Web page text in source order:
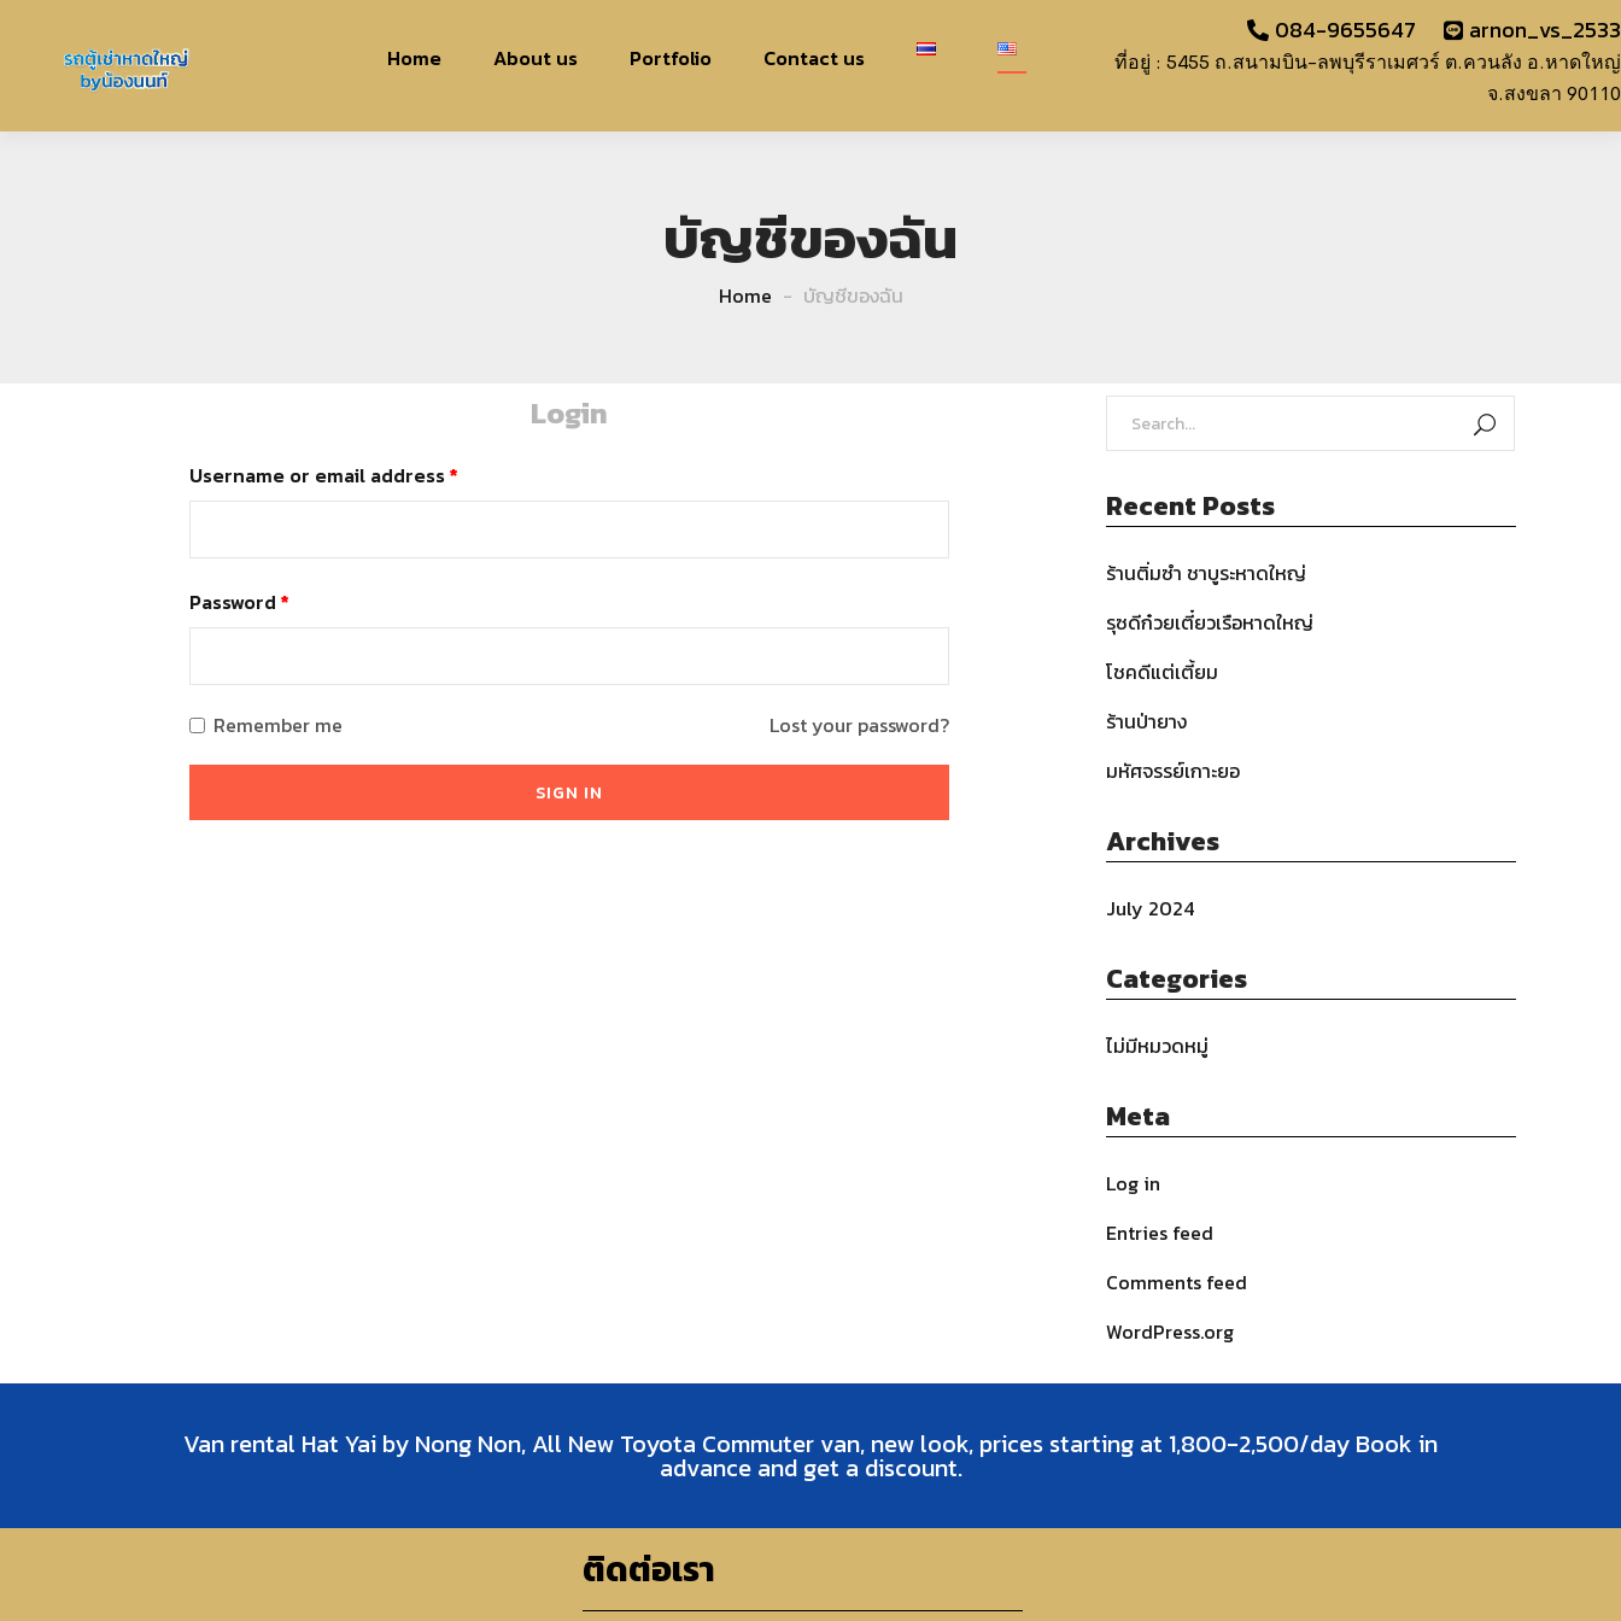
Home About us Portfolio Contact us
084-9655647 arnon_vs_2533
ที่อยู่ : 5455 ถ.สนามบิน-ลพบุรีราเมศวร์ ต.ควนลัง อ.หาดใหญ่
จ.สงขลา 90110
บัญชีของฉัน
Home บัญชีของฉัน
Login
Username or email address*
Password *
Remember me Lost your password?
Recent Posts
ร้านติ่มซำ ชาบูระหาดใหญ่
รุซดีก๋วยเตี๋ยวเรือหาดใหญ่
โชคดีแต่เตี้ยม
ร้านป่ายาง
มหัศจรรย์เกาะยอ
Archives
July 2024
Categories
ไม่มีหมวดหมู่
Meta
Log in
Entries feed
Comments feed
WordPress.org
Van rental Hat Yai by Nong Non, All New Toyota Commuter van, new look, prices starting at 1,800-2,500/day Book in
advance and get a discount.
ติดต่อเรา